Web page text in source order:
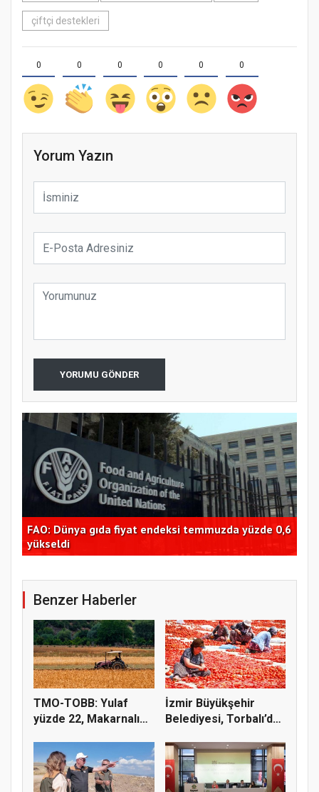
çiftçi destekleri
0 0 0 0 0 0
Yorum Yazın
YORUMU GÖNDER
FAO: Dünya gıda fiyat endeksi temmuzda yüzde 0,6
yükseldi
Benzer Haberler
TMO-TOBB: Yulaf
yüzde 22, Makarnalık
İzmir Büyükşehir
Belediyesi, Torbalı’da